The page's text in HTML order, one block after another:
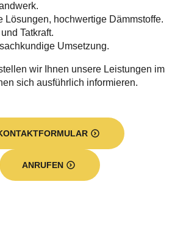
Lösungen, hochwertige Dämmstoffe.
Tatkraft.
Umsetzung.
wir Ihnen unsere Leistungen im
sich ausführlich informieren.
ANRUFEN